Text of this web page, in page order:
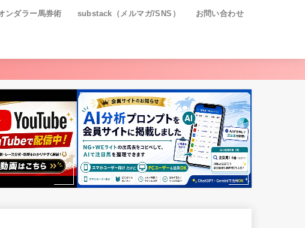
ンダラー馬券術 substack（メルマガ/SNS） お問い合わせ